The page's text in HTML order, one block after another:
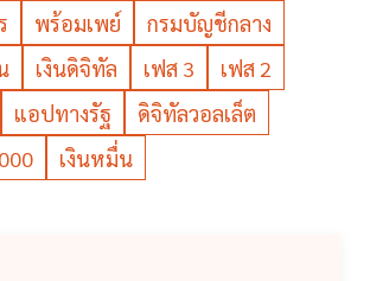
พร้อมเพย์
กรมบัญชีกลาง
เงินดิจิทัล เฟส 3
เฟส 2
แอปทางรัฐ
ดิจิทัลวอลเล็ต
เงินหมื่น